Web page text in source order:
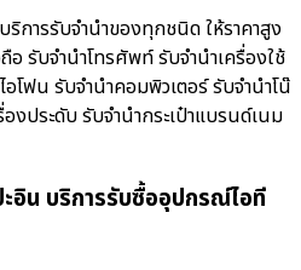
ริการรับจำนำของทุกชนิด ให้ราคาสูง
รับจำนำโทรศัพท์ รับจำนำเครื่องใช้
โฟน รับจำนำคอมพิวเตอร์ รับจำนำโน๊
งประดับ รับจำนำกระเป๋าแบรนด์เนม
อิน บริการรับซื้ออุปกรณ์ไอที